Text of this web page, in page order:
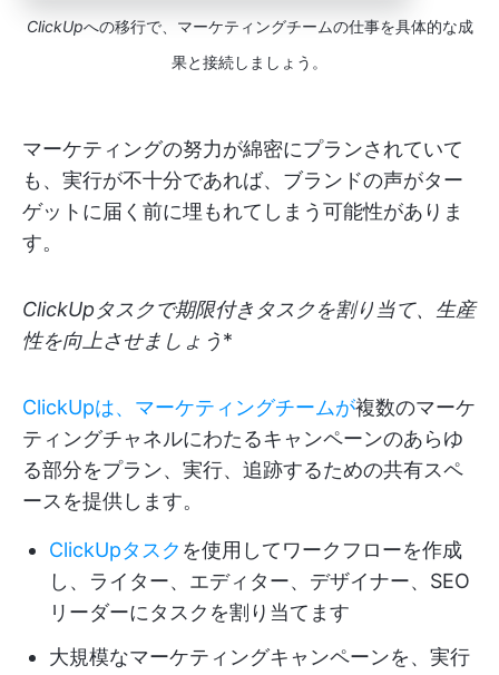
ClickUpへの移行で、マーケティングチームの仕事を具体的な成
果と接続しましょう。
マーケティングの努力が綿密にプランされていて
も、実行が不十分であれば、ブランドの声がター
ゲットに届く前に埋もれてしまう可能性がありま
す。
ClickUpタスクで期限付きタスクを割り当て、生産
性を向上させましょう*
ClickUpは、マーケティングチームが複数のマーケ
ティングチャネルにわたるキャンペーンのあらゆ
る部分をプラン、実行、追跡するための共有スペ
ースを提供します。
ClickUpタスク を使用してワークフローを作成
し、ライター、エディター、デザイナー、SEO
リーダーにタスクを割り当てます
大規模なマーケティングキャンペーンを、実行